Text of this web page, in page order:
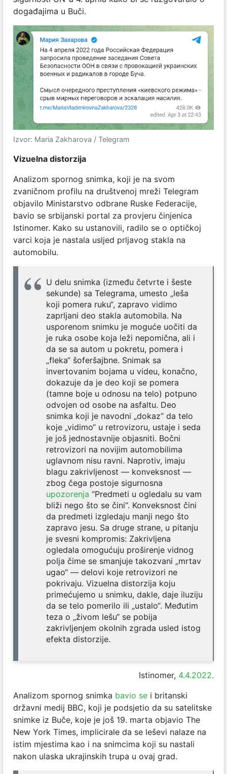
događajima u Buči.
Izvor: Maria Zakharova / Telegram
Vizuelna distorzija
Analizom spornog snimka, koji je na svom
zvaničnom profilu na društvenoj mreži Telegram
objavilo Ministarstvo odbrane Ruske Federacije,
bavio se srbijanski portal za provjeru činjenica
Istinomer. Kako su ustanovili, radilo se o optičkoj
varci koja je nastala usljed prljavog stakla na
automobilu.
U delu snimka (između četvrte i šeste
sekunde) sa Telegrama, umesto „leša
koji pomera ruku“, zapravo vidimo
zaprljani deo stakla automobila. Na
usporenom snimku je moguće uočiti da
je ruka osobe koja leži nepomična, ali i
da se sa autom u pokretu, pomera i
„fleka“ šoferšajbne. Snimak sa
invertovanim bojama u videu, konačno,
dokazuje da je deo koji se pomera
(tamne boje u odnosu na telo) potpuno
odvojen od osobe na asfaltu. Deo
snimka koji je navodni „dokaz“ da telo
koje „vidimo“ u retrovizoru, ustaje i seda
je još jednostavnije objasniti. Bočni
retrovizori na novijim automobilima
uglavnom nisu ravni. Naprotiv, imaju
blagu zakrivljenost — konveksnost —
zbog čega postoje sigurnosna
upozorenja “Predmeti u ogledalu su vam
bliži nego što se čini“. Konveksnost čini
da predmeti izgledaju manji nego što
zapravo jesu. Sa druge strane, u pitanju
je svesni kompromis: Zakrivljena
ogledala omogućuju proširenje vidnog
polja čime se smanjuje takozvani „mrtav
ugao“ — delovi koje retrovizori ne
pokrivaju. Vizuelna distorzija koju
primećujemo u snimku, dakle, daje iluziju
da se telo pomerilo ili „ustalo“. Međutim
teza o „živom lešu“ se pobija
zakrivljenjem okolnih zgrada usled istog
efekta distorzije.
Istinomer, 4.4.2022.
Analizom spornog snimka bavio se i britanski
državni medij BBC, koji je podsjetio da su satelitske
snimke iz Buče, koje je još 19. marta objavio The
New York Times, implicirale da se leševi nalaze na
istim mjestima kao i na snimcima koji su nastali
nakon ulaska ukrajinskih trupa u ovaj grad.